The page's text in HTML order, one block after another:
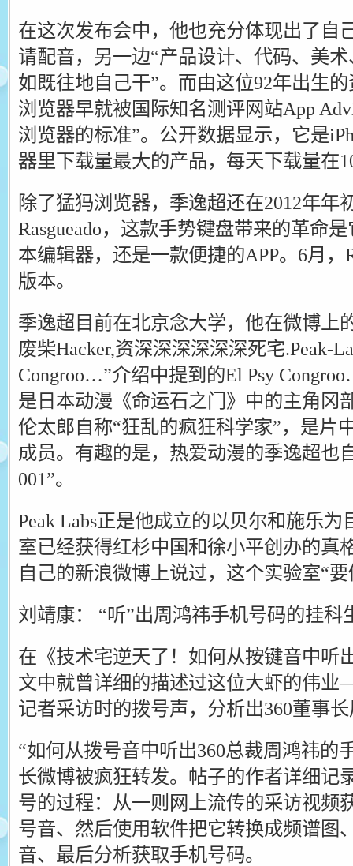
在这次发布会中，他也充分体现出了自
请配音，另一边“产品设计、代码、美
如既往地自己干”。而由这位92年出生
浏览器早就被国际知名测评网站App
浏览器的标准”。公开数据显示，它是
器里下载量最大的产品，每天下载量在
除了猛犸浏览器，季逸超还在2012年年
Rasgueado，这款手势键盘带来的革命
本编辑器，还是一款便捷的APP。6月，
版本。
季逸超目前在北京念大学，他在微博上
废柴Hacker,资深深深深深深死宅.Peak-
Congroo…”介绍中提到的El Psy
是日本动漫《命运石之门》中的主角冈
伦太郎自称“狂乱的疯狂科学家”，是片
成员。有趣的是，热爱动漫的季逸超也
001”。
Peak Labs正是他成立的以贝尔和施乐
室已经获得红杉中国和徐小平创办的真
自己的新浪微博上说过，这个实验室“
刘靖康： “听”出周鸿祎手机号码的挂科
在《技术宅逆天了！如何从按键音中听
文中就曾详细的描述过这位大虾的伟
记者采访时的拨号声，分析出360董事
“如何从拨号音中听出360总裁周鸿祎的
长微博被疯狂转发。帖子的作者详细记
号的过程：从一则网上流传的采访视频
号音、然后使用软件把它转换成频谱图
音、最后分析获取手机号码。